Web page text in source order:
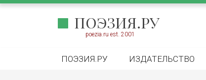
ПОЭЗИЯ.РУ
poezia.ru est. 2001
ПОЭЗИЯ.РУ ИЗДАТЕЛЬСТВО